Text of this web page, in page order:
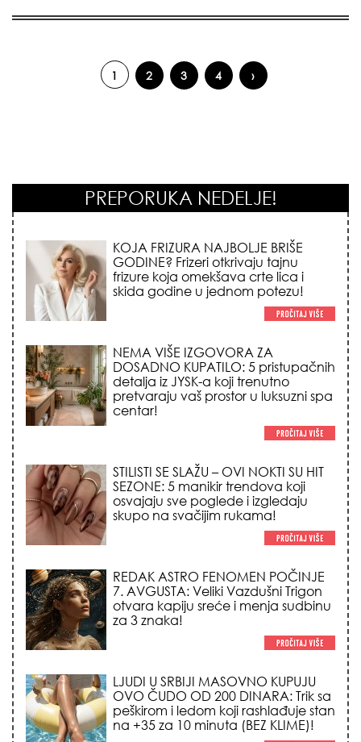
1 2 3 4 ›
PREPORUKA NEDELJE!
NEMA VIŠE IZGOVORA ZA
DOSADNO KUPATILO: 5 pristupačnih
detalja iz JYSK-a koji trenutno
pretvaraju vaš prostor u luksuzni spa
STILISTI SE SLAŽU – OVI NOKTI SU HIT
SEZONE: 5 manikir trendova koji
osvajaju sve poglede i izgledaju
skupo na svačijim rukama!
REDAK ASTRO FENOMEN POČINJE
7. AVGUSTA: Veliki Vazdušni Trigon
otvara kapiju sreće i menja sudbinu
za 3 znaka!
LJUDI U SRBIJI MASOVNO KUPUJU
OVO ČUDO OD 200 DINARA: Trik sa
peškirom i ledom koji rashlađuje stan
na +35 za 10 minuta (BEZ KLIME)!
DATUMI KOJI MENJAJU SUDBINU:
Ošišajte se OVIH dana u mesecu
ako želite da vam kosa raste kao iz
vode i privučete novu ljubav!